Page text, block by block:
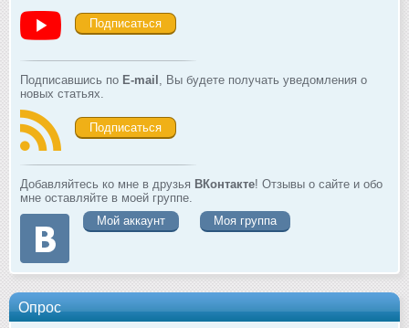
Подписаться
Подписавшись по E-mail , Вы будете получать уведомления о
новых статьях.
Подписаться
Добавляйтесь ко мне в друзья ВКонтакте! Отзывы о сайте и обо
мне оставляйте в моей группе.
Мой аккаунт
Моя группа
Опрос